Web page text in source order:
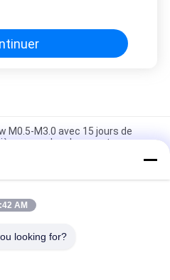
M0.5-M3.0 avec 15 jours de
pour les drones et
de 1,5 mm avec extrémité
AM
looking for?